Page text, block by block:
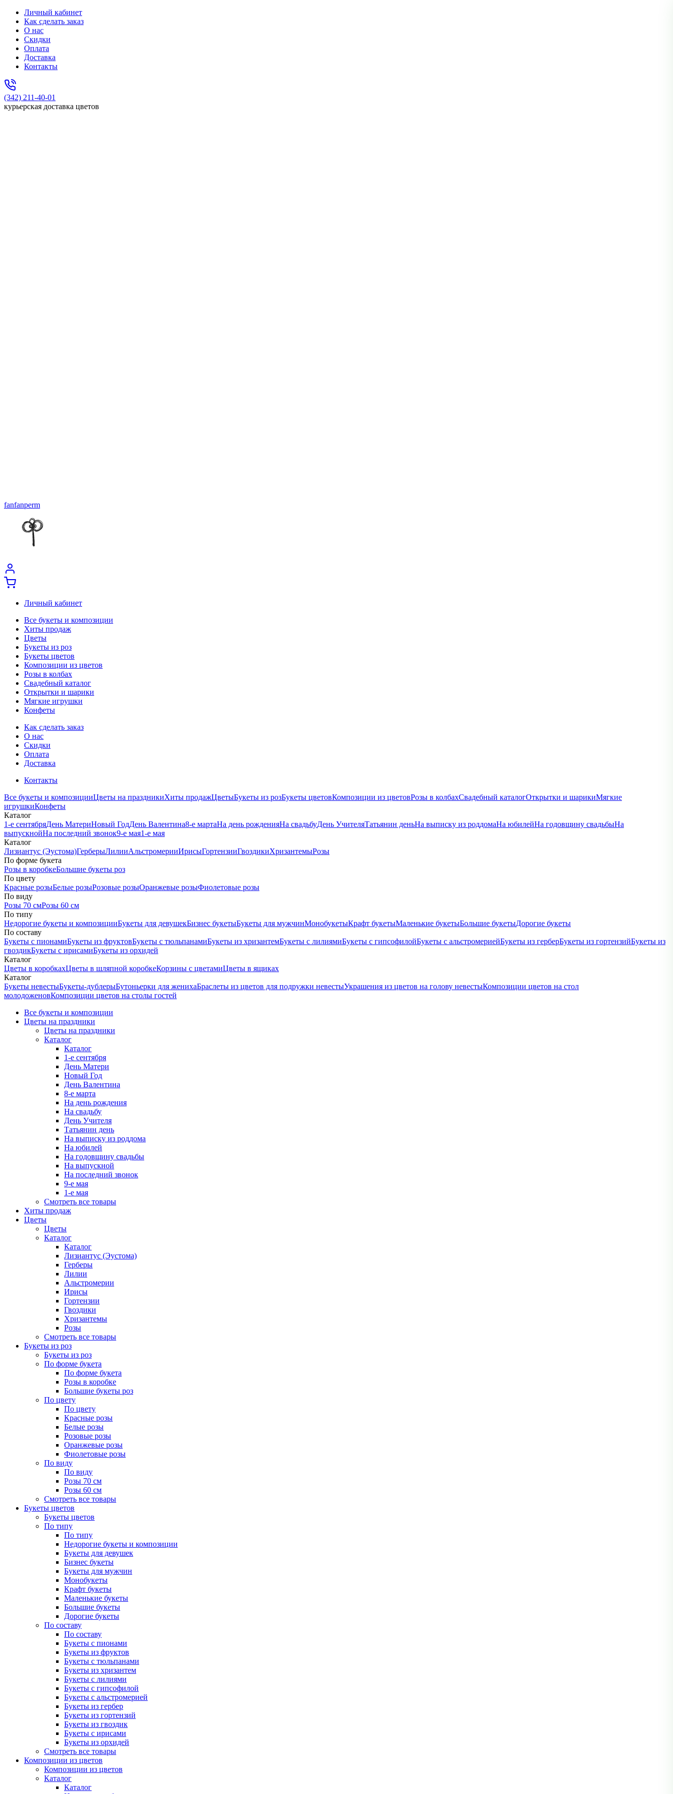
Личный кабинет
Как сделать заказ
О нас
Скидки
Оплата
Доставка
Контакты
(342) 211-40-01
курьерская доставка цветов
fanfanperm
Личный кабинет
Все букеты и композиции
Хиты продаж
Цветы
Букеты из роз
Букеты цветов
Композиции из цветов
Розы в колбах
Свадебный каталог
Открытки и шарики
Мягкие игрушки
Конфеты
Как сделать заказ
О нас
Скидки
Оплата
Доставка
Контакты
Все букеты и композицииЦветы на праздникиХиты продажЦветыБукеты из розБукеты цветовКомпозиции из цветовРозы в колбахСвадебный каталогОткрытки и шарикиМягкие
игрушкиКонфеты
Каталог
1-е сентябряДень МатериНовый ГодДень Валентина8-е мартаНа день рожденияНа свадьбуДень УчителяТатьянин деньНа выписку из роддомаНа юбилейНа годовщину свадьбыНа
выпускнойНа последний звонок9-е мая1-е мая
Каталог
Лизиантус (Эустома)ГерберыЛилииАльстромерииИрисыГортензииГвоздикиХризантемыРозы
По форме букета
Розы в коробкеБольшие букеты роз
По цвету
Красные розыБелые розыРозовые розыОранжевые розыФиолетовые розы
По виду
Розы 70 смРозы 60 см
По типу
Недорогие букеты и композицииБукеты для девушекБизнес букетыБукеты для мужчинМонобукетыКрафт букетыМаленькие букетыБольшие букетыДорогие букеты
По составу
Букеты с пионамиБукеты из фруктовБукеты с тюльпанамиБукеты из хризантемБукеты с лилиямиБукеты с гипсофилойБукеты с альстромериейБукеты из герберБукеты из гортензийБукеты из
гвоздикБукеты с ирисамиБукеты из орхидей
Каталог
Цветы в коробкахЦветы в шляпной коробкеКорзины с цветамиЦветы в ящиках
Каталог
Букеты невестыБукеты-дублерыБутоньерки для женихаБраслеты из цветов для подружки невестыУкрашения из цветов на голову невестыКомпозиции цветов на стол
молодоженовКомпозиции цветов на столы гостей
Все букеты и композиции
Цветы на праздники
Цветы на праздники
Каталог
Каталог
1-е сентября
День Матери
Новый Год
День Валентина
8-е марта
На день рождения
На свадьбу
День Учителя
Татьянин день
На выписку из роддома
На юбилей
На годовщину свадьбы
На выпускной
На последний звонок
9-е мая
1-е мая
Смотреть все товары
Хиты продаж
Цветы
Цветы
Каталог
Каталог
Лизиантус (Эустома)
Герберы
Лилии
Альстромерии
Ирисы
Гортензии
Гвоздики
Хризантемы
Розы
Смотреть все товары
Букеты из роз
Букеты из роз
По форме букета
По форме букета
Розы в коробке
Большие букеты роз
По цвету
По цвету
Красные розы
Белые розы
Розовые розы
Оранжевые розы
Фиолетовые розы
По виду
По виду
Розы 70 см
Розы 60 см
Смотреть все товары
Букеты цветов
Букеты цветов
По типу
По типу
Недорогие букеты и композиции
Букеты для девушек
Бизнес букеты
Букеты для мужчин
Монобукеты
Крафт букеты
Маленькие букеты
Большие букеты
Дорогие букеты
По составу
По составу
Букеты с пионами
Букеты из фруктов
Букеты с тюльпанами
Букеты из хризантем
Букеты с лилиями
Букеты с гипсофилой
Букеты с альстромерией
Букеты из гербер
Букеты из гортензий
Букеты из гвоздик
Букеты с ирисами
Букеты из орхидей
Смотреть все товары
Композиции из цветов
Композиции из цветов
Каталог
Каталог